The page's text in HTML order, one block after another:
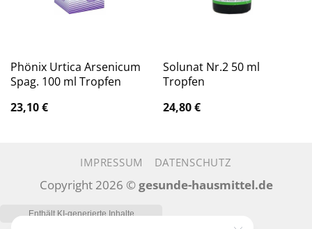
Phönix Urtica Arsenicum
Spag. 100 ml Tropfen
23,10€
Solunat Nr.2 50 ml
Tropfen
24,80€
IMPRESSUM DATENSCHUTZ
Copyright 2026 © gesunde-hausmittel.de